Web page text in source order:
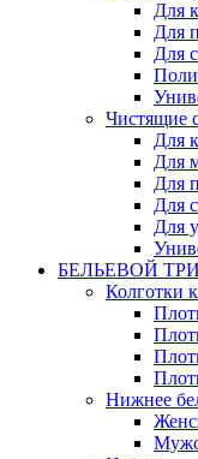
Для
Для
Для
Чистящие
Для
Для
Для
Для
Для
БЕЛЬЕВОЙ
Колготки
Нижнее